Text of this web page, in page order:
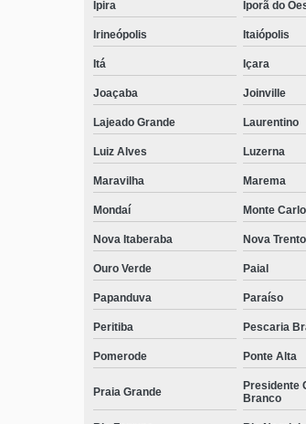
Ipira Iporã do
Irineópolis Itaiópolis
Itá Içara
Joaçaba Joinville
Lajeado Grande Laurentino
Luiz Alves Luzerna
Maravilha Marema
Mondaí Monte Carlo
Nova Itaberaba Nova Trento
Ouro Verde Paial
Papanduva Paraíso
Peritiba Pescaria
Pomerode Ponte Alta
Praia Grande
Presidente
Branco